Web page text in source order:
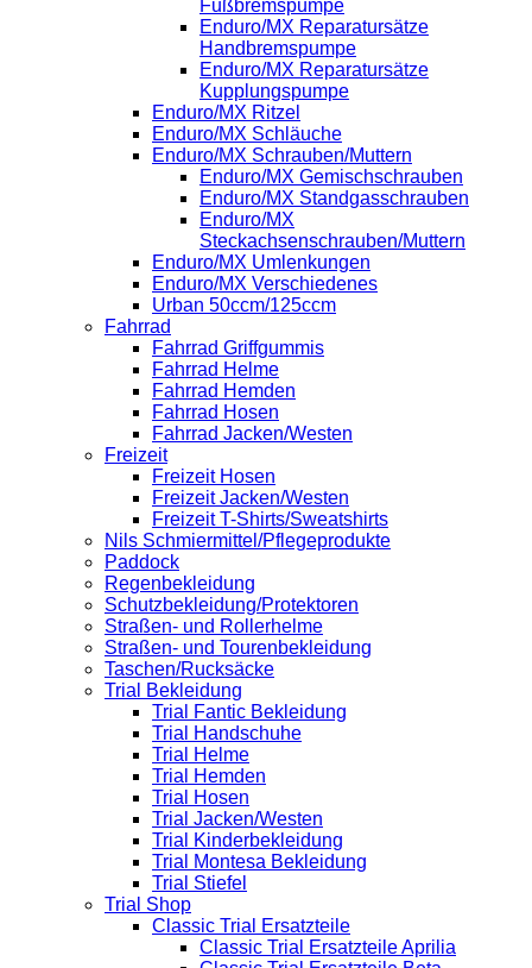
Fußbremspumpe
Enduro/MX Reparatursätze
Handbremspumpe
Enduro/MX Reparatursätze
Kupplungspumpe
Enduro/MX Ritzel
Enduro/MX Schläuche
Enduro/MX Schrauben/Muttern
Enduro/MX Gemischschrauben
Enduro/MX Standgasschrauben
Enduro/MX
Steckachsenschrauben/Muttern
Enduro/MX Umlenkungen
Enduro/MX Verschiedenes
Urban 50ccm/125ccm
Fahrrad
Fahrrad Griffgummis
Fahrrad Helme
Fahrrad Hemden
Fahrrad Hosen
Fahrrad Jacken/Westen
Freizeit
Freizeit Hosen
Freizeit Jacken/Westen
Freizeit T-Shirts/Sweatshirts
Nils Schmiermittel/Pflegeprodukte
Paddock
Regenbekleidung
Schutzbekleidung/Protektoren
Straßen- und Rollerhelme
Straßen- und Tourenbekleidung
Taschen/Rucksäcke
Trial Bekleidung
Trial Fantic Bekleidung
Trial Handschuhe
Trial Helme
Trial Hemden
Trial Hosen
Trial Jacken/Westen
Trial Kinderbekleidung
Trial Montesa Bekleidung
Trial Stiefel
Trial Shop
Classic Trial Ersatzteile
Classic Trial Ersatzteile Aprilia